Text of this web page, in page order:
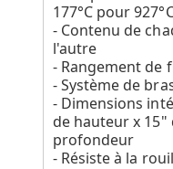
177°C pour
- Contenu de
l'autre
- Rangement de
- Système de
- Dimensions
de hauteur x
profondeur
- Résiste à la